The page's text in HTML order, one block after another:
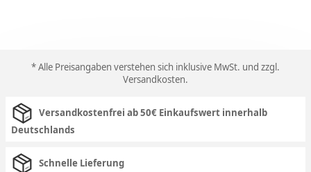
* Alle Preisangaben verstehen sich inklusive MwSt. und zzgl.
Versandkosten.
Versandkostenfrei ab 50€ Einkaufswert innerhalb
Deutschlands
Schnelle Lieferung